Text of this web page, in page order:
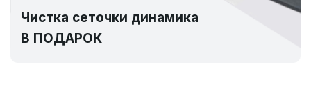
Чистка сеточки динамика
В ПОДАРОК